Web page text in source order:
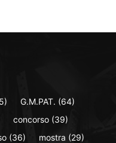
G.M.PAT. (64)
concorso (39)
(36) mostra (29)